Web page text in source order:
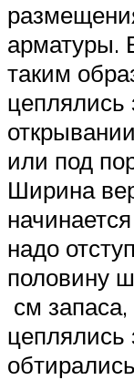
арматуры.
таким
цеплялись
или под
Ширина
надо
половину
см
цеплялись